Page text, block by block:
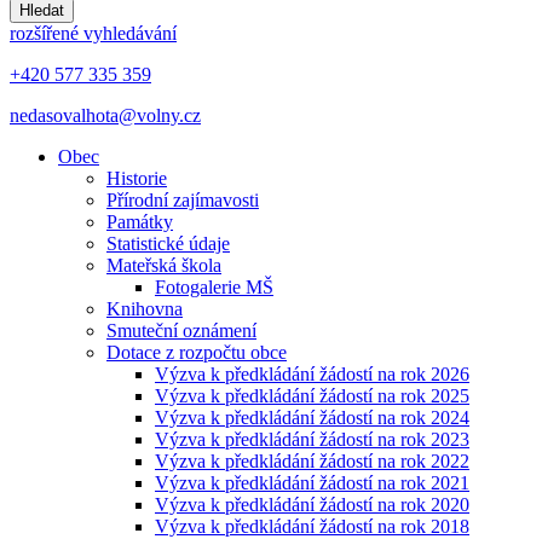
Hledat
rozšířené vyhledávání
+420 577 335 359
nedasovalhota@volny.cz
Obec
Historie
Přírodní zajímavosti
Památky
Statistické údaje
Mateřská škola
Fotogalerie MŠ
Knihovna
Smuteční oznámení
Dotace z rozpočtu obce
Výzva k předkládání žádostí na rok 2026
Výzva k předkládání žádostí na rok 2025
Výzva k předkládání žádostí na rok 2024
Výzva k předkládání žádostí na rok 2023
Výzva k předkládání žádostí na rok 2022
Výzva k předkládání žádostí na rok 2021
Výzva k předkládání žádostí na rok 2020
Výzva k předkládání žádostí na rok 2018